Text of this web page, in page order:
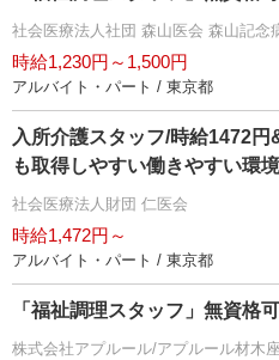
社会医療法人社団 森山医会 森山記念
時給1,230円～1,500円
アルバイト・パート / 東京都
入所介護スタッフ/時給1472
も取得しやすい働きやすい環境
社会医療法人財団 仁医会
時給1,472円～
アルバイト・パート / 東京都
「福祉調理スタッフ」無資格
株式会社アプルール/アプルール材木座